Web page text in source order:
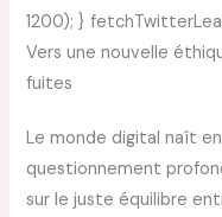
1200); }
Vers une nouvelle
fuites
Le monde digital naît
questionnement
sur le juste équilibre